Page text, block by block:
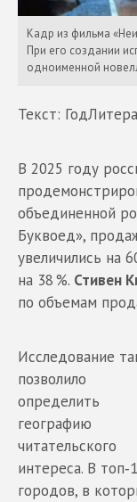
Кадр из фильма
При его создании
одноименной
Текст:
В 2025 году
объединенной
Буквоед»,
увеличились на
на 38 %. Стивен
по объемам
Исследование
позволило
определить
географию
читательского
интереса. В
городов, в